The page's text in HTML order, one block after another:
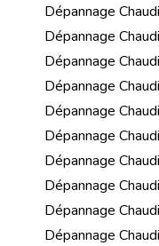
Dépannage
Dépannage
Dépannage
Dépannage
Dépannage
Dépannage
Dépannage
Dépannage
Dépannage
Dépannage